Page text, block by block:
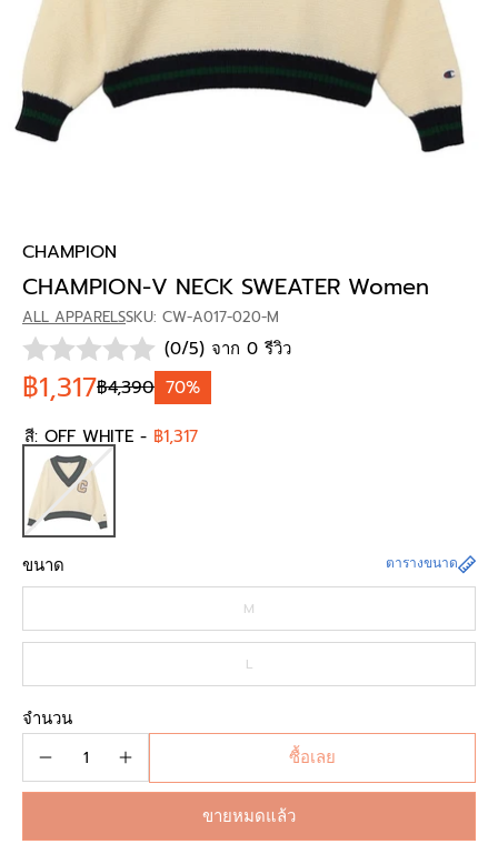
CHAMPION
CHAMPION-V NECK SWEATER Women
ALL APPARELSSKU: CW-A017-020-M
(0/5) จาก 0 รีวิว
฿1,317฿4,390 70%
สี: OFF WHITE - ฿1,317
ขนาด ตารางขนาด
M
L
จำนวน
ขายหมดแล้ว
ซื้อเลย